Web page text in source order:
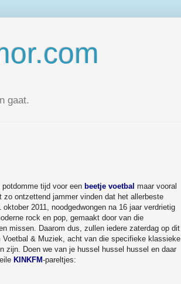
gaat.
tijd voor een beetje voetbal maar vooral
ontzettend jammer vinden dat het allerbeste
2011, noodgedwongen na 16 jaar verdrietig
rock en pop, gemaakt door van die
missen. Daarom dus, zullen iedere zaterdag op dit
Voetbal & Muziek, acht van die specifieke klassieke
zijn. Doen we van je hussel hussel hussel en daar
KINKFM-pareltjes: